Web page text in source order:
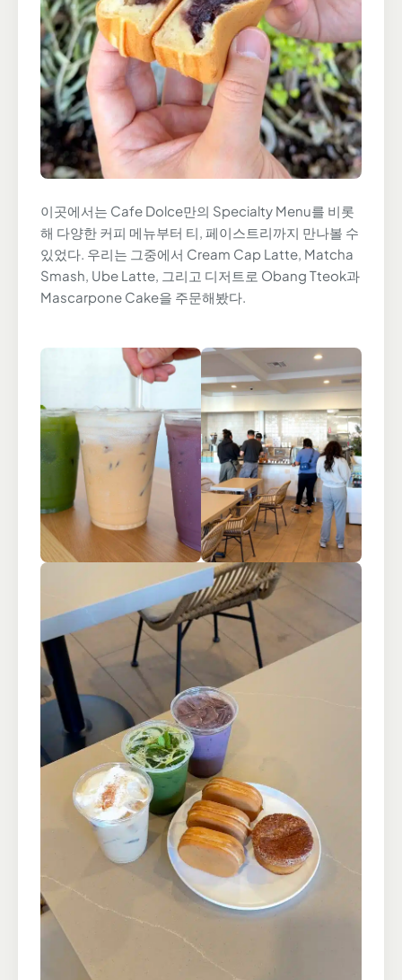
이곳에서는 Cafe Dolce만의 Specialty Menu를 비롯
해 다양한 커피 메뉴부터 티, 페이스트리까지 만나볼 수
있었다. 우리는 그중에서 Cream Cap Latte, Matcha
Smash, Ube Latte, 그리고 디저트로 Obang Tteok과
Mascarpone Cake을 주문해봤다.